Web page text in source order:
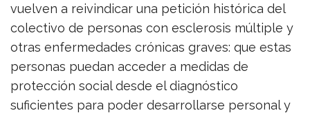
vuelven a reivindicar una petición histórica del
colectivo de personas con esclerosis múltiple y
otras enfermedades crónicas graves: que estas
personas puedan acceder a medidas de
protección social desde el diagnóstico
suficientes para poder desarrollarse personal y